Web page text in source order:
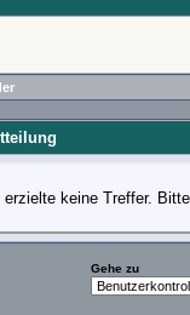
erzielte keine Treffer.
Gehe zu